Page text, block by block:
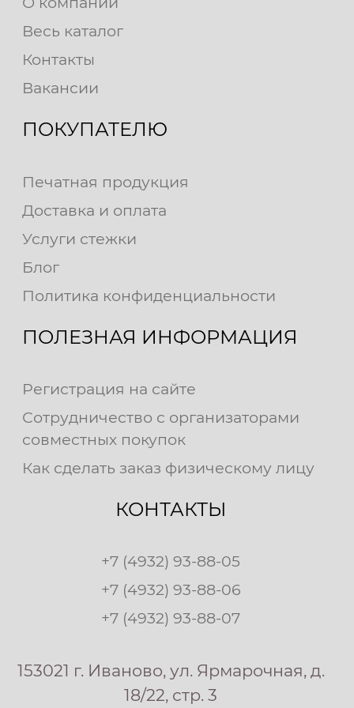
Весь каталог
Контакты
Вакансии
ПОКУПАТЕЛЮ
Печатная продукция
Доставка и оплата
Услуги стежки
Блог
Политика конфиденциальности
ПОЛЕЗНАЯ ИНФОРМАЦИЯ
Регистрация на сайте
Сотрудничество с организаторами
совместных покупок
Как сделать заказ физическому лицу
КОНТАКТЫ
+7 (4932) 93-88-05
+7 (4932) 93-88-06
+7 (4932) 93-88-07
153021 г. Иваново, ул. Ярмарочная, д.
18/22, стр. 3